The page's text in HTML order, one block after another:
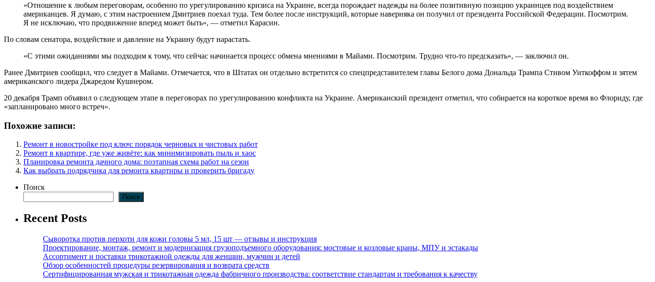
«Отношение к любым переговорам, особенно по урегулированию кризиса на Украине, всегда порождает надежды на более позитивную позицию украинцев под воздействием
американцев. Я думаю, с этим настроением Дмитриев поехал туда. Тем более после инструкций, которые наверняка он получил от президента Российской Федерации. Посмотрим.
Я не исключаю, что продвижение вперед может быть», — отметил Карасин.
По словам сенатора, воздействие и давление на Украину будут нарастать.
«С этими ожиданиями мы подходим к тому, что сейчас начинается процесс обмена мнениями в Майами. Посмотрим. Трудно что-то предсказать», — заключил он.
Ранее Дмитриев сообщил, что следует в Майами. Отмечается, что в Штатах он отдельно встретится со спецпредставителем главы Белого дома Дональда Трампа Стивом Уиткоффом и зятем
американского лидера Джаредом Кушнером.
20 декабря Трамп объявил о следующем этапе в переговорах по урегулированию конфликта на Украине. Американский президент отметил, что собирается на короткое время во Флориду, где
«запланировано много встреч».
Похожие записи:
Ремонт в новостройке под ключ: порядок черновых и чистовых работ
Ремонт в квартире, где уже живёте: как минимизировать пыль и хаос
Планировка ремонта дачного дома: поэтапная схема работ на сезон
Как выбрать подрядчика для ремонта квартиры и проверить бригаду
Поиск
Поиск
Recent Posts
Сыворотка против перхоти для кожи головы 5 мл, 15 шт — отзывы и инструкция
Проектирование, монтаж, ремонт и модернизация грузоподъемного оборудования: мостовые и козловые краны, МПУ и эстакады
Ассортимент и поставки трикотажной одежды для женщин, мужчин и детей
Обзор особенностей процедуры резервирования и возврата средств
Сертифицированная мужская и трикотажная одежда фабричного производства: соответствие стандартам и требования к качеству